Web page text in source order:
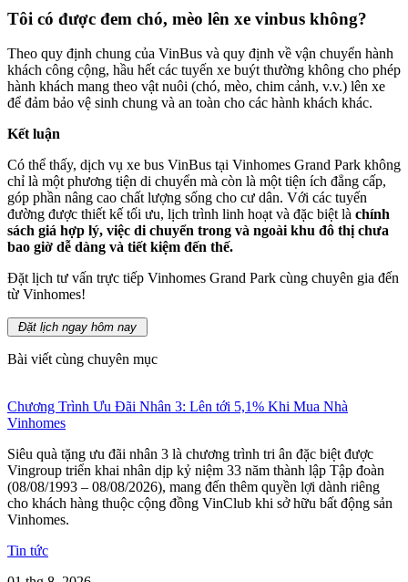
Tôi có được đem chó, mèo lên xe vinbus không?
Theo quy định chung của VinBus và quy định về vận chuyển hành
khách công cộng, hầu hết các tuyến xe buýt thường không cho phép
hành khách mang theo vật nuôi (chó, mèo, chim cảnh, v.v.) lên xe
để đảm bảo vệ sinh chung và an toàn cho các hành khách khác.
Kết luận
Có thể thấy, dịch vụ xe bus VinBus tại Vinhomes Grand Park không
chỉ là một phương tiện di chuyển mà còn là một tiện ích đẳng cấp,
góp phần nâng cao chất lượng sống cho cư dân. Với các tuyến
đường được thiết kế tối ưu, lịch trình linh hoạt và đặc biệt là chính
sách giá hợp lý, việc di chuyển trong và ngoài khu đô thị chưa
bao giờ dễ dàng và tiết kiệm đến thế.
Đặt lịch tư vấn trực tiếp Vinhomes Grand Park cùng chuyên gia đến
từ Vinhomes!
Đặt lịch ngay hôm nay
Bài viết cùng chuyên mục
Chương Trình Ưu Đãi Nhân 3: Lên tới 5,1% Khi Mua Nhà
Vinhomes
Siêu quà tặng ưu đãi nhân 3 là chương trình tri ân đặc biệt được
Vingroup triển khai nhân dịp kỷ niệm 33 năm thành lập Tập đoàn
(08/08/1993 – 08/08/2026), mang đến thêm quyền lợi dành riêng
cho khách hàng thuộc cộng đồng VinClub khi sở hữu bất động sản
Vinhomes.
Tin tức